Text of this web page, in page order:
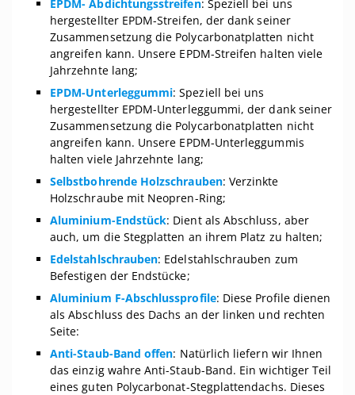
EPDM- Abdichtungsstreifen: Speziell bei uns
hergestellter EPDM-Streifen, der dank seiner
Zusammensetzung die Polycarbonatplatten nicht
angreifen kann. Unsere EPDM-Streifen halten viele
Jahrzehnte lang;
EPDM-Unterleggummi: Speziell bei uns
hergestellter EPDM-Unterleggummi, der dank seiner
Zusammensetzung die Polycarbonatplatten nicht
angreifen kann. Unsere EPDM-Unterleggummis
halten viele Jahrzehnte lang;
Selbstbohrende Holzschrauben: Verzinkte
Holzschraube mit Neopren-Ring;
Aluminium-Endstück: Dient als Abschluss, aber
auch, um die Stegplatten an ihrem Platz zu halten;
Edelstahlschrauben: Edelstahlschrauben zum
Befestigen der Endstücke;
Aluminium F-Abschlussprofile: Diese Profile dienen
als Abschluss des Dachs an der linken und rechten
Seite:
Anti-Staub-Band offen: Natürlich liefern wir Ihnen
das einzig wahre Anti-Staub-Band. Ein wichtiger Teil
eines guten Polycarbonat-Stegplattendachs. Dieses